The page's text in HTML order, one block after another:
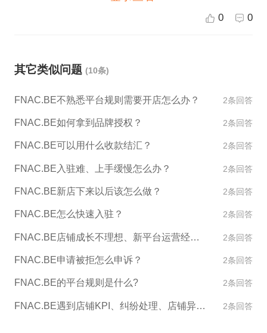
以通过以下几种方式来尝试在FNAC.BE上销售产品：
平台入驻，利用平台提供的资源来搭建海外电商店
洲，再通过欧洲本地的物流或者第三方物流公司配送
到消费者手中。但是此方法成本较高，需要投入更多
了解法国和比利时的相关法律法规，并满足相应的要
求和规定。此外，也需要对当地市场和消费者需求进
行深入调研和分析，以确保产品能够符合当地市场的
0 0
其它类似问题 (10条)
FNAC.BE不熟悉平台规则需要开店怎么办？ 2条回答
FNAC.BE如何拿到品牌授权？ 2条回答
FNAC.BE可以用什么收款结汇？ 2条回答
FNAC.BE入驻难、上手缓慢怎么办？ 2条回答
FNAC.BE新店下来以后该怎么做？ 2条回答
FNAC.BE怎么快速入驻？ 2条回答
FNAC.BE店铺成长不理想、新平台运营经验不足怎么办？ 2条回答
FNAC.BE申请被拒怎么申诉？ 2条回答
FNAC.BE的平台规则是什么? 2条回答
FNAC.BE遇到店铺KPI、纠纷处理、店铺异常如何处理？ 2条回答